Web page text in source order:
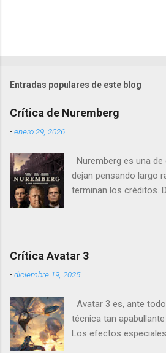
Entradas populares de este blog
Crítica de Nuremberg
-enero 29, 2026
Nuremberg es una
dejan pensando largo
terminan los créditos.
psicológico se
Núremberg tras la
entre un psiquiatra
Crítica Avatar 3
-diciembre 19, 2025
Avatar 3 es, ante
técnica tan
Los efectos